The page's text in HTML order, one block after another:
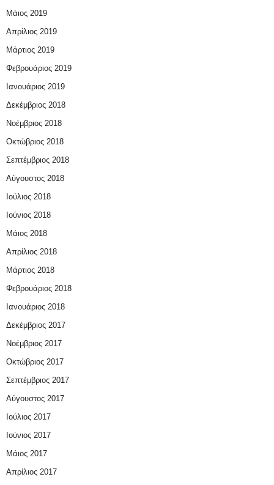
Μάιος 2019
Απρίλιος 2019
Μάρτιος 2019
Φεβρουάριος 2019
Ιανουάριος 2019
Δεκέμβριος 2018
Νοέμβριος 2018
Οκτώβριος 2018
Σεπτέμβριος 2018
Αύγουστος 2018
Ιούλιος 2018
Ιούνιος 2018
Μάιος 2018
Απρίλιος 2018
Μάρτιος 2018
Φεβρουάριος 2018
Ιανουάριος 2018
Δεκέμβριος 2017
Νοέμβριος 2017
Οκτώβριος 2017
Σεπτέμβριος 2017
Αύγουστος 2017
Ιούλιος 2017
Ιούνιος 2017
Μάιος 2017
Απρίλιος 2017